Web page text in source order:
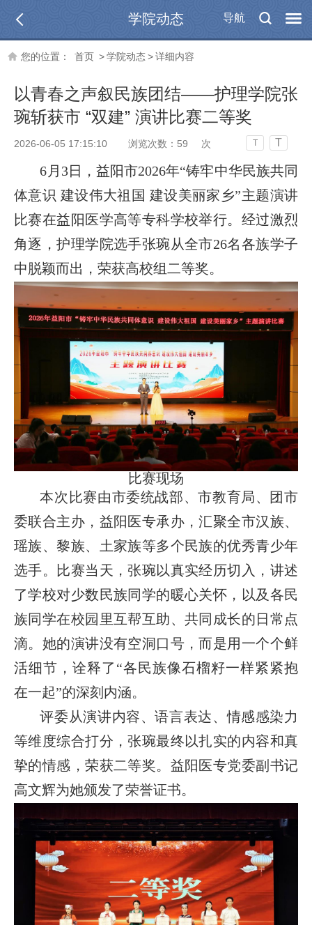
导航
学院动态
您的位置： 首页 >学院动态>详细内容
以青春之声叙民族团结——护理学院张
琬斩获市 “双建” 演讲比赛二等奖
2026-06-05 17:15:10 浏览次数： 59 次 T T
6月3日，益阳市2026年“铸牢中华民族共同
体意识 建设伟大祖国 建设美丽家乡”主题演讲
比赛在益阳医学高等专科学校举行。经过激烈
角逐，护理学院选手张琬从全市26名各族学子
中脱颖而出，荣获高校组二等奖。
比赛现场
本次比赛由市委统战部、市教育局、团市
委联合主办，益阳医专承办，汇聚全市汉族、
瑶族、黎族、土家族等多个民族的优秀青少年
选手。比赛当天，张琬以真实经历切入，讲述
了学校对少数民族同学的暖心关怀，以及各民
族同学在校园里互帮互助、共同成长的日常点
滴。她的演讲没有空洞口号，而是用一个个鲜
活细节，诠释了“各民族像石榴籽一样紧紧抱
在一起”的深刻内涵。
评委从演讲内容、语言表达、情感感染力
等维度综合打分，张琬最终以扎实的内容和真
挚的情感，荣获二等奖。益阳医专党委副书记
高文辉为她颁发了荣誉证书。